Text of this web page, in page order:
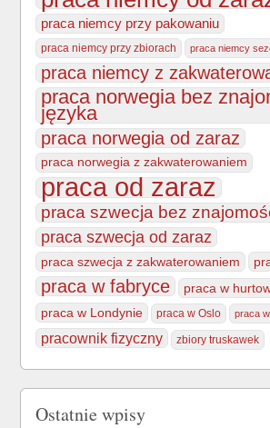
praca niemcy przy pakowaniu
praca niemcy przy zbiorach praca niemcy
praca niemcy z
praca norwegia bez
języka
praca norwegia od zaraz
praca norwegia z zakwaterowaniem
praca od zaraz
praca szwecja bez
praca szwecja od zaraz
praca szwecja z zakwaterowaniem
praca w fabryce
praca w
praca w Londynie
praca w Oslo praca
pracownik fizyczny zbiory truskawek
Ostatnie wpisy